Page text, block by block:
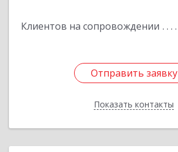
Клиентов на сопровождении
Отправить заявку
Показать контакты
Отправить заявку
Назад